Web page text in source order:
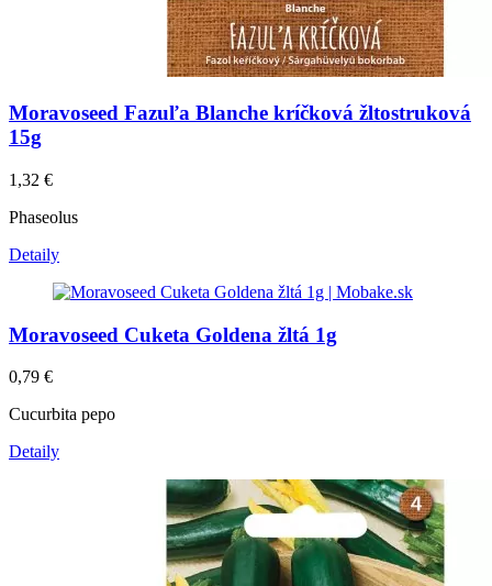
Moravoseed Fazuľa Blanche kríčková žltostruková
15g
1,32 €
Phaseolus
Detaily
Moravoseed Cuketa Goldena žltá 1g
0,79 €
Cucurbita pepo
Detaily